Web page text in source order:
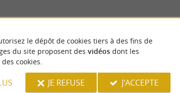
AUSSI
le dépôt de cookies tiers à des fins de
du site proposent des vidéosdont les
cookies.
JE REFUSE J'ACCEPTE